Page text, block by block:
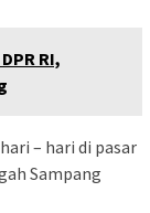
RI,
– hari di pasar
Sampang